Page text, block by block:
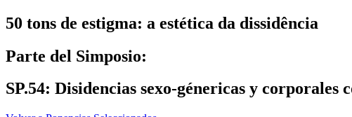
50 tons de estigma: a estética da dissidência
Parte del Simposio:
SP.54: Disidencias sexo-génericas y corporales